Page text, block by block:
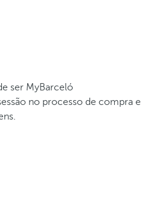
ser MyBarceló
no processo de compra e